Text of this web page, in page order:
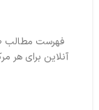
فهرست مطالب
آنلاین برای